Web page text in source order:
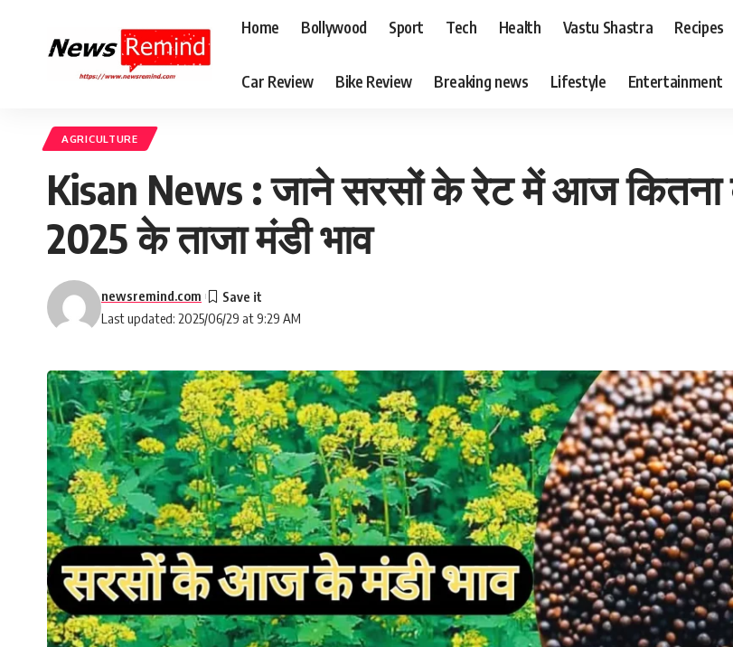
Home Bollywood Sport Tech Health Vastu Shastra Recipes
Car Review Bike Review Breaking news Lifestyle Entertainment
AGRICULTURE
Kisan News : जाने सरसों के रेट में आज
2025 के ताजा मंडी भाव
Last updated: 2025/06/29 at 9:29 AM
newsremind.com